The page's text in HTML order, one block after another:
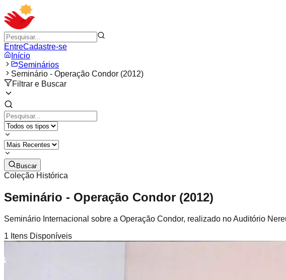
EntreCadastre-se
Início
Seminários
Seminário - Operação Condor (2012)
Filtrar e Buscar
Buscar
Coleção Histórica
Seminário - Operação Condor (2012)
Seminário Internacional sobre a Operação Condor, realizado no Auditório
1 Itens Disponíveis